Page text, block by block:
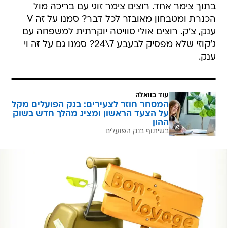
בתוך צימר אחד. רוצים צימר זוגי עם בריכה מול
הכנרת ומטבחון מאובזר לכל דבר? סמנו על זה V
ענק, צ'ק. רוצים אולי סוויטה יוקרתית למשפחה עם
ג'קוזי שלא מפסיק לבעבע 7\24? סמנו גם על זה וי
ענק.
עוד בוואלה
המסחר חוזר לצעירים: בנק הפועלים מקל
על הצעד הראשון ומציג מהלך חדש בשוק
ההון
בשיתוף בנק הפועלים